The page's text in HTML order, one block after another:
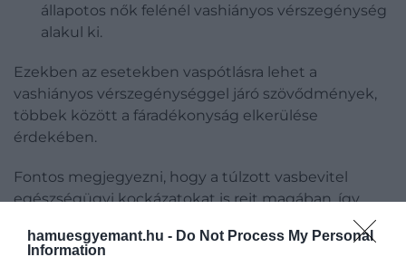
hamuesgyemant.hu - Do Not Process My Personal
Information
állapotos nők felénél vashiányos vérszegénység
alakul ki.
Ezekben az esetekben vaspótlásra lehet a
vashiányos vérszegénységgel járó szövődmények,
többek között a fáradékonyság elkerülése
érdekében.
Fontos megjegyezni, hogy a túlzott vasbevitel
egészségügyi kockázatokat is rejt magában, így